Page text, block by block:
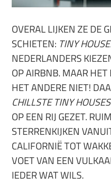
OVERAL LIJKEN ZE DE
SCHIETEN: TINY
NEDERLANDERS
OP AIRBNB. MAAR HET
HET ANDERE NIET!
CHILLSTE TINY
OP EEN RIJ GEZET.
STERRENKIJKEN
CALIFORNIË TOT
VOET VAN EEN
IEDER WAT WILS.